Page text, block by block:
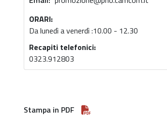
ORARI:
Da lunedì a venerdì :10.00 - 12.30
Recapiti telefonici:
0323.912803
Stampa in PDF